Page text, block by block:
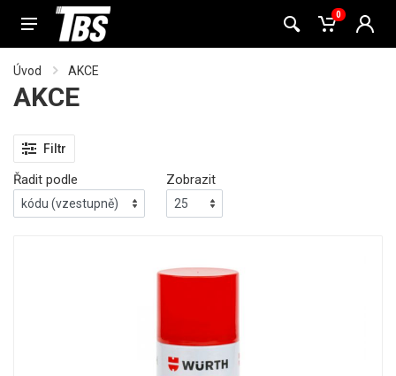
0
Úvod AKCE
AKCE
Filtr
Řadit podle Zobrazit